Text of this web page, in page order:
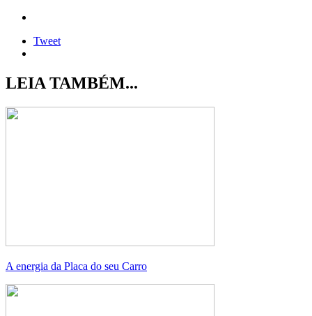
Tweet
LEIA TAMBÉM...
A energia da Placa do seu Carro